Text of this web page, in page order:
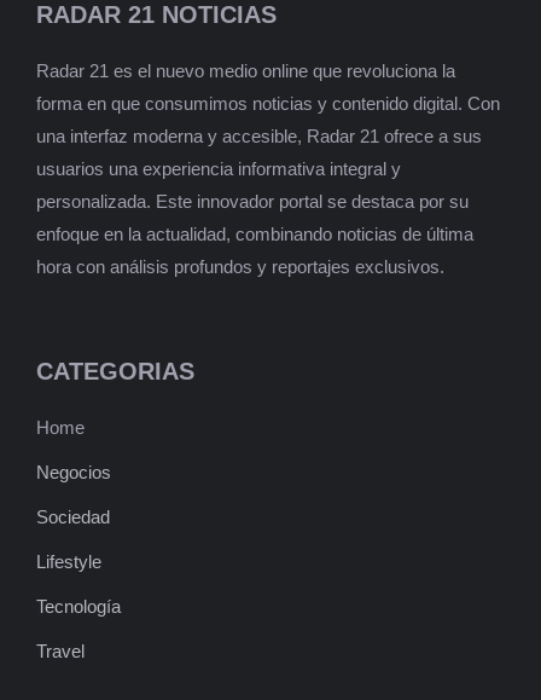
RADAR 21 NOTICIAS
Radar 21 es el nuevo medio online que revoluciona la
forma en que consumimos noticias y contenido digital. Con
una interfaz moderna y accesible, Radar 21 ofrece a sus
usuarios una experiencia informativa integral y
personalizada. Este innovador portal se destaca por su
enfoque en la actualidad, combinando noticias de última
hora con análisis profundos y reportajes exclusivos.
CATEGORIAS
Home
Negocios
Sociedad
Lifestyle
Tecnología
Travel